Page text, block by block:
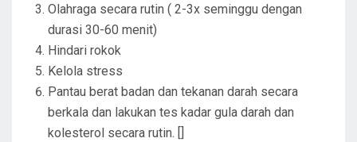
Olahraga secara rutin ( 2-3x seminggu dengan
durasi 30-60 menit)
Hindari rokok
Kelola stress
Pantau berat badan dan tekanan darah secara
berkala dan lakukan tes kadar gula darah dan
kolesterol secara rutin. []